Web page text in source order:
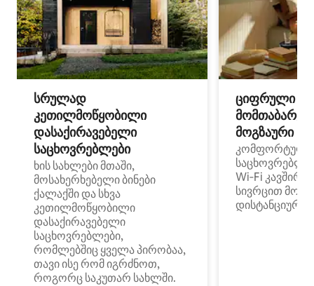
სრულად
კეთილმოწყობილი
დასაქირავებელი
საცხოვრებლები
ხის სახლები მთაში,
მოსახერხებელი ბინები
ქალაქში და სხვა
კეთილმოწყობილი
დასაქირავებელი
საცხოვრებლები,
რომლებშიც ყველა პირობაა,
თავი ისე რომ იგრძნოთ,
როგორც საკუთარ სახლში.
ციფრული
მოგზაური
კომფორტული
Wi‑Fi
სივრცით
დისტანციური